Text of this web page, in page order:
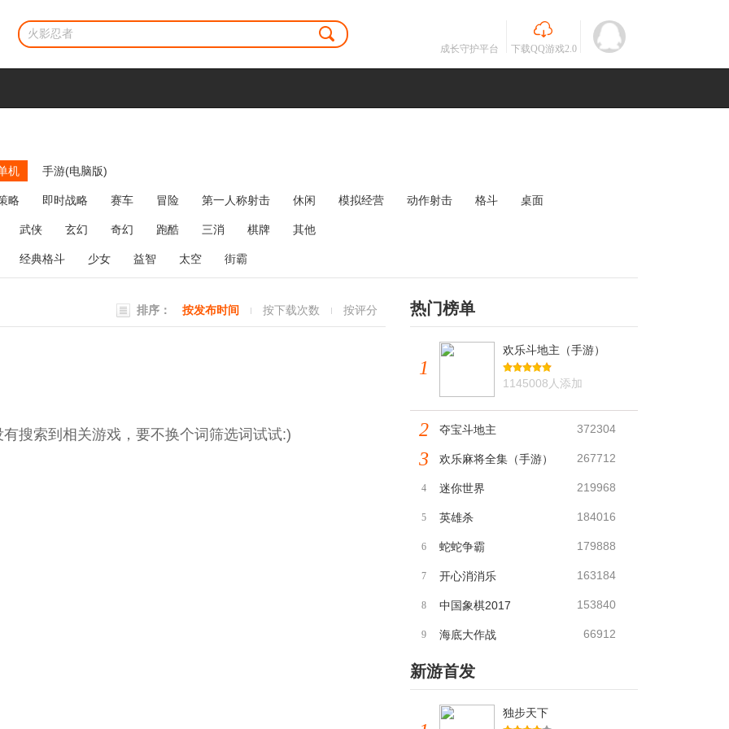
成长守护平台 下载QQ游戏2.0
机 手游(电脑版)
略 即时战略 赛车 冒险 第一人称射击 休闲 模拟经营 动作射击 格斗
桌面
牌类
麻将 网络游戏 弹幕射击 策略塔防
武侠 玄幻 奇幻 跑酷 三消 棋牌 其他
经典格斗 少女 益智 太空 街霸
排序： 按发布时间 按下载次数 按评分
搜索到相关游戏，要不换个词筛选词试试:)
热门榜单
1
欢乐斗地主（手游）
1145008人添加
2 夺宝斗地主 372304
3 欢乐麻将全集（手游） 267712
4 迷你世界 219968
5 英雄杀 184016
6 蛇蛇争霸 179888
7 开心消消乐 163184
8 中国象棋2017 153840
9 海底大作战 66912
新游首发
独步天下